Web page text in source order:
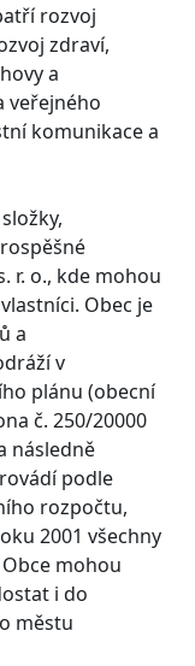
rozvoj
zdraví,
a
veřejného
komunikace a
r. o., kde mohou
Obec je
a
v
plánu (obecní
č. 250/20000
následně
podle
rozpočtu,
2001 všechny
mohou
i do
městu